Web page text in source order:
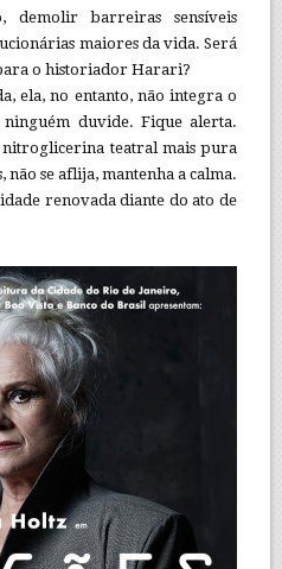
demolir barreiras sensíveis
maiores da vida. Será
o historiador Harari?
ela, no entanto, não integra o
duvide. Fique alerta.
nitroglicerina teatral mais pura
se aflija, mantenha a calma.
renovada diante do ato de